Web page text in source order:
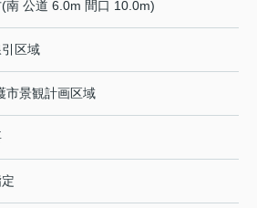
南 公道 6.0m 間口 10.0m)
区域
市景観計画区域